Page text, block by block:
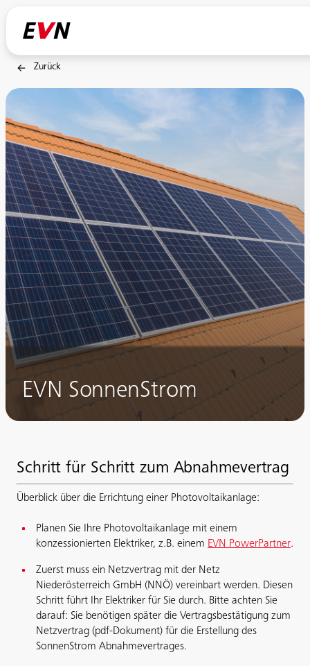
Zurück
EVN SonnenStrom
Schritt für Schritt zum Abnahmevertrag
Überblick über die Errichtung einer Photovoltaikanlage:
Planen Sie Ihre Photovoltaikanlage mit einem
konzessionierten Elektriker, z.B. einem EVN PowerPartner.
Zuerst muss ein Netzvertrag mit der Netz
Niederösterreich GmbH (NNÖ) vereinbart werden. Diesen
Schritt führt Ihr Elektriker für Sie durch. Bitte achten Sie
darauf: Sie benötigen später die Vertragsbestätigung zum
Netzvertrag (pdf-Dokument) für die Erstellung des
SonnenStrom Abnahmevertrages.